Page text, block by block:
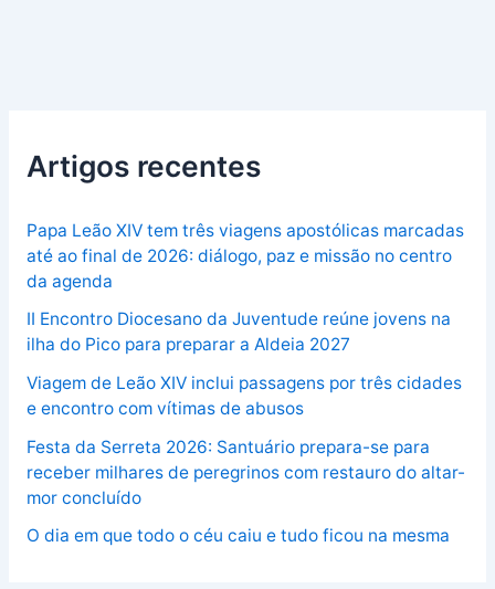
Artigos recentes
Papa Leão XIV tem três viagens apostólicas marcadas
até ao final de 2026: diálogo, paz e missão no centro
da agenda
II Encontro Diocesano da Juventude reúne jovens na
ilha do Pico para preparar a Aldeia 2027
Viagem de Leão XIV inclui passagens por três cidades
e encontro com vítimas de abusos
Festa da Serreta 2026: Santuário prepara-se para
receber milhares de peregrinos com restauro do altar-
mor concluído
O dia em que todo o céu caiu e tudo ficou na mesma